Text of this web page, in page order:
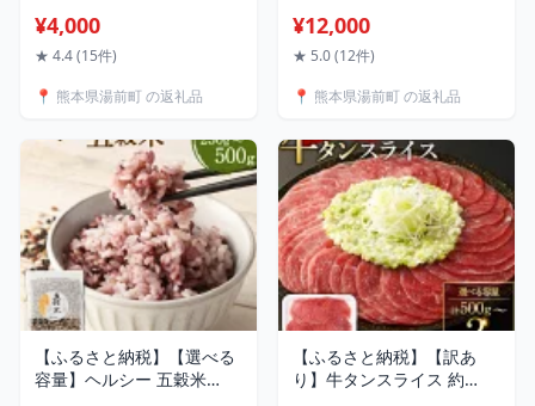
カレー 4人前～30人前 計
640g～4,800g 一袋160g
～ 2万2000円 肉 牛 国産牛
簡単調理 備蓄 熊本県 湯前
町 送料無料
¥4,000
★ 4.4 (15件)
📍 熊本県湯前町 の返礼品
万2000円 馬刺し 馬肉 線切
り ユッケ たれ 簡単 混ぜる
料
¥12,000
★ 5.0 (12件)
📍 熊本県湯前町 の返礼品
【ふるさと納税】【選べる
容量】ヘルシー 五穀米
【ふるさと納税】【訳あ
り】牛タンスライス 約